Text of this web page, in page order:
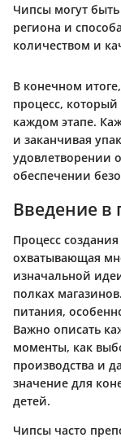
Чипсы могут
региона и
количеством и
В конечном
процесс,
каждом этапе.
и заканчивая
удовлетворении
обеспечении
Введение в
Процесс
охватывающая
изначальной
полках
питания,
Важно описать
моменты, как
производства и
значение для
детей.
Чипсы часто